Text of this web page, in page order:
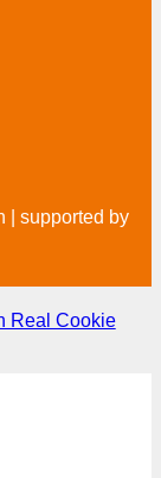
| supported by
Real Cookie